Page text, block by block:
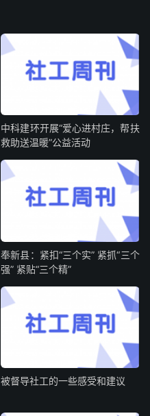
中科建环开展“爱心进村庄，帮扶
救助送温暖”公益活动
奉新县：紧扣“三个实” 紧抓“三个
强” 紧贴“三个精”
被督导社工的一些感受和建议